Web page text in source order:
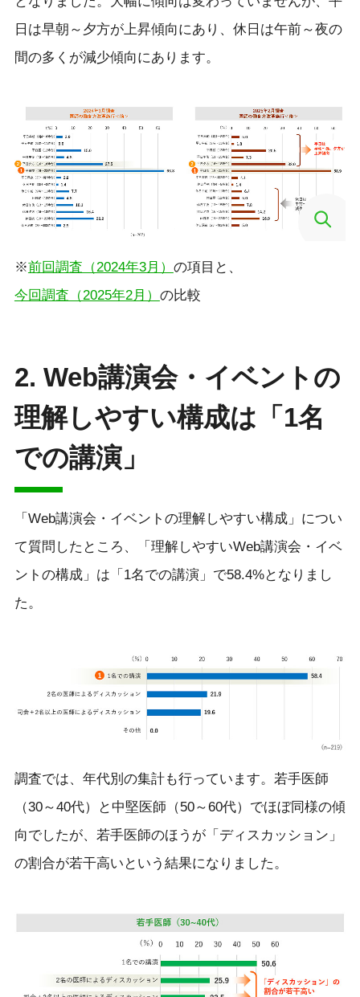
日は早朝～夕方が上昇傾向にあり、休日は午前～夜の
間の多くが減少傾向にあります。
※前回調査（2024年3月） の項目と、
今回調査（2025年2月） の比較
2. Web講演会・イベントの
理解しやすい構成は「1名
での講演」
「Web講演会・イベントの理解しやすい構成」につい
て質問したところ、「理解しやすいWeb講演会・イベ
ントの構成」は「1名での講演」で58.4%となりまし
た。
調査では、年代別の集計も行っています。若手医師
（30～40代）と中堅医師（50～60代）でほぼ同様の傾
向でしたが、若手医師のほうが「ディスカッション」
の割合が若干高いという結果になりました。